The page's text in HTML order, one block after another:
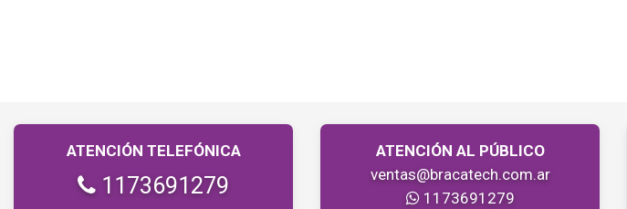
ATENCIÓN TELEFÓNICA
1173691279
ATENCIÓN AL PÚBLICO
ventas@bracatech.com.ar
1173691279